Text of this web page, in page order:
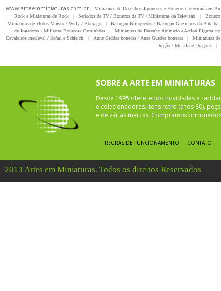
www.arteemminiaturas.com.br - Miniaturas de Desenhos Japoneses e Bonecos Colecionáveis
Rock e Miniaturas de Rock
| Seriados de TV / Bonecos da TV / Miniaturas da Televisão |
Miniaturas de Motos Maisto / Welly / Bburago
| Bakugan Brinquedos / Bakugan Guerreiros da Batalha
de Jogadores / Militares Bonecos/ Caminhões
|
Miniaturas de Desenho Animado e Action Figures
Cavaleiros medieval / Safari e Schleich
| Anne Geddes bonecas / Anne Guedes bonecas |
Miniaturas
Dragão / Mcfarlane Dragons
|
SOBRE A ARTE EM MINIATURAS
Desde 1995 oferecendo novidades e
e colecionadores. Itens retro (anos 80),
e de várias marcas. Compramos
REGRAS DE FUNCIONAMENTO CONTATO
2013 Artes em Miniaturas. Todos os direitos Reservados